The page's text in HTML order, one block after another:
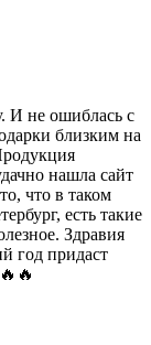
И не ошиблась с
близким на
нашла сайт
что в таком
есть такие
Здравия
год придаст